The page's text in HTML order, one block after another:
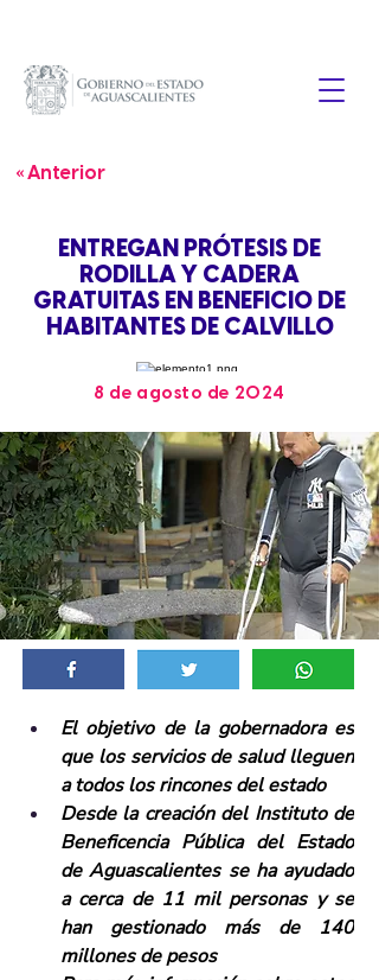
« Anterior
ENTREGAN PRÓTESIS DE
RODILLA Y CADERA
GRATUITAS EN BENEFICIO DE
HABITANTES DE CALVILLO
8 de agosto de 2024
El objetivo de la gobernadora es
que los servicios de salud lleguen
a todos los rincones del estado
Desde la creación del Instituto de
Beneficencia Pública del Estado
de Aguascalientes se ha ayudado
a cerca de 11 mil personas y se
han gestionado más de 140
millones de pesos